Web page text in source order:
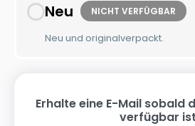
Neu NICHT VERFÜGBAR
Neu und originalverpackt.
Erhalte eine E-Mail sobald
verfügbar